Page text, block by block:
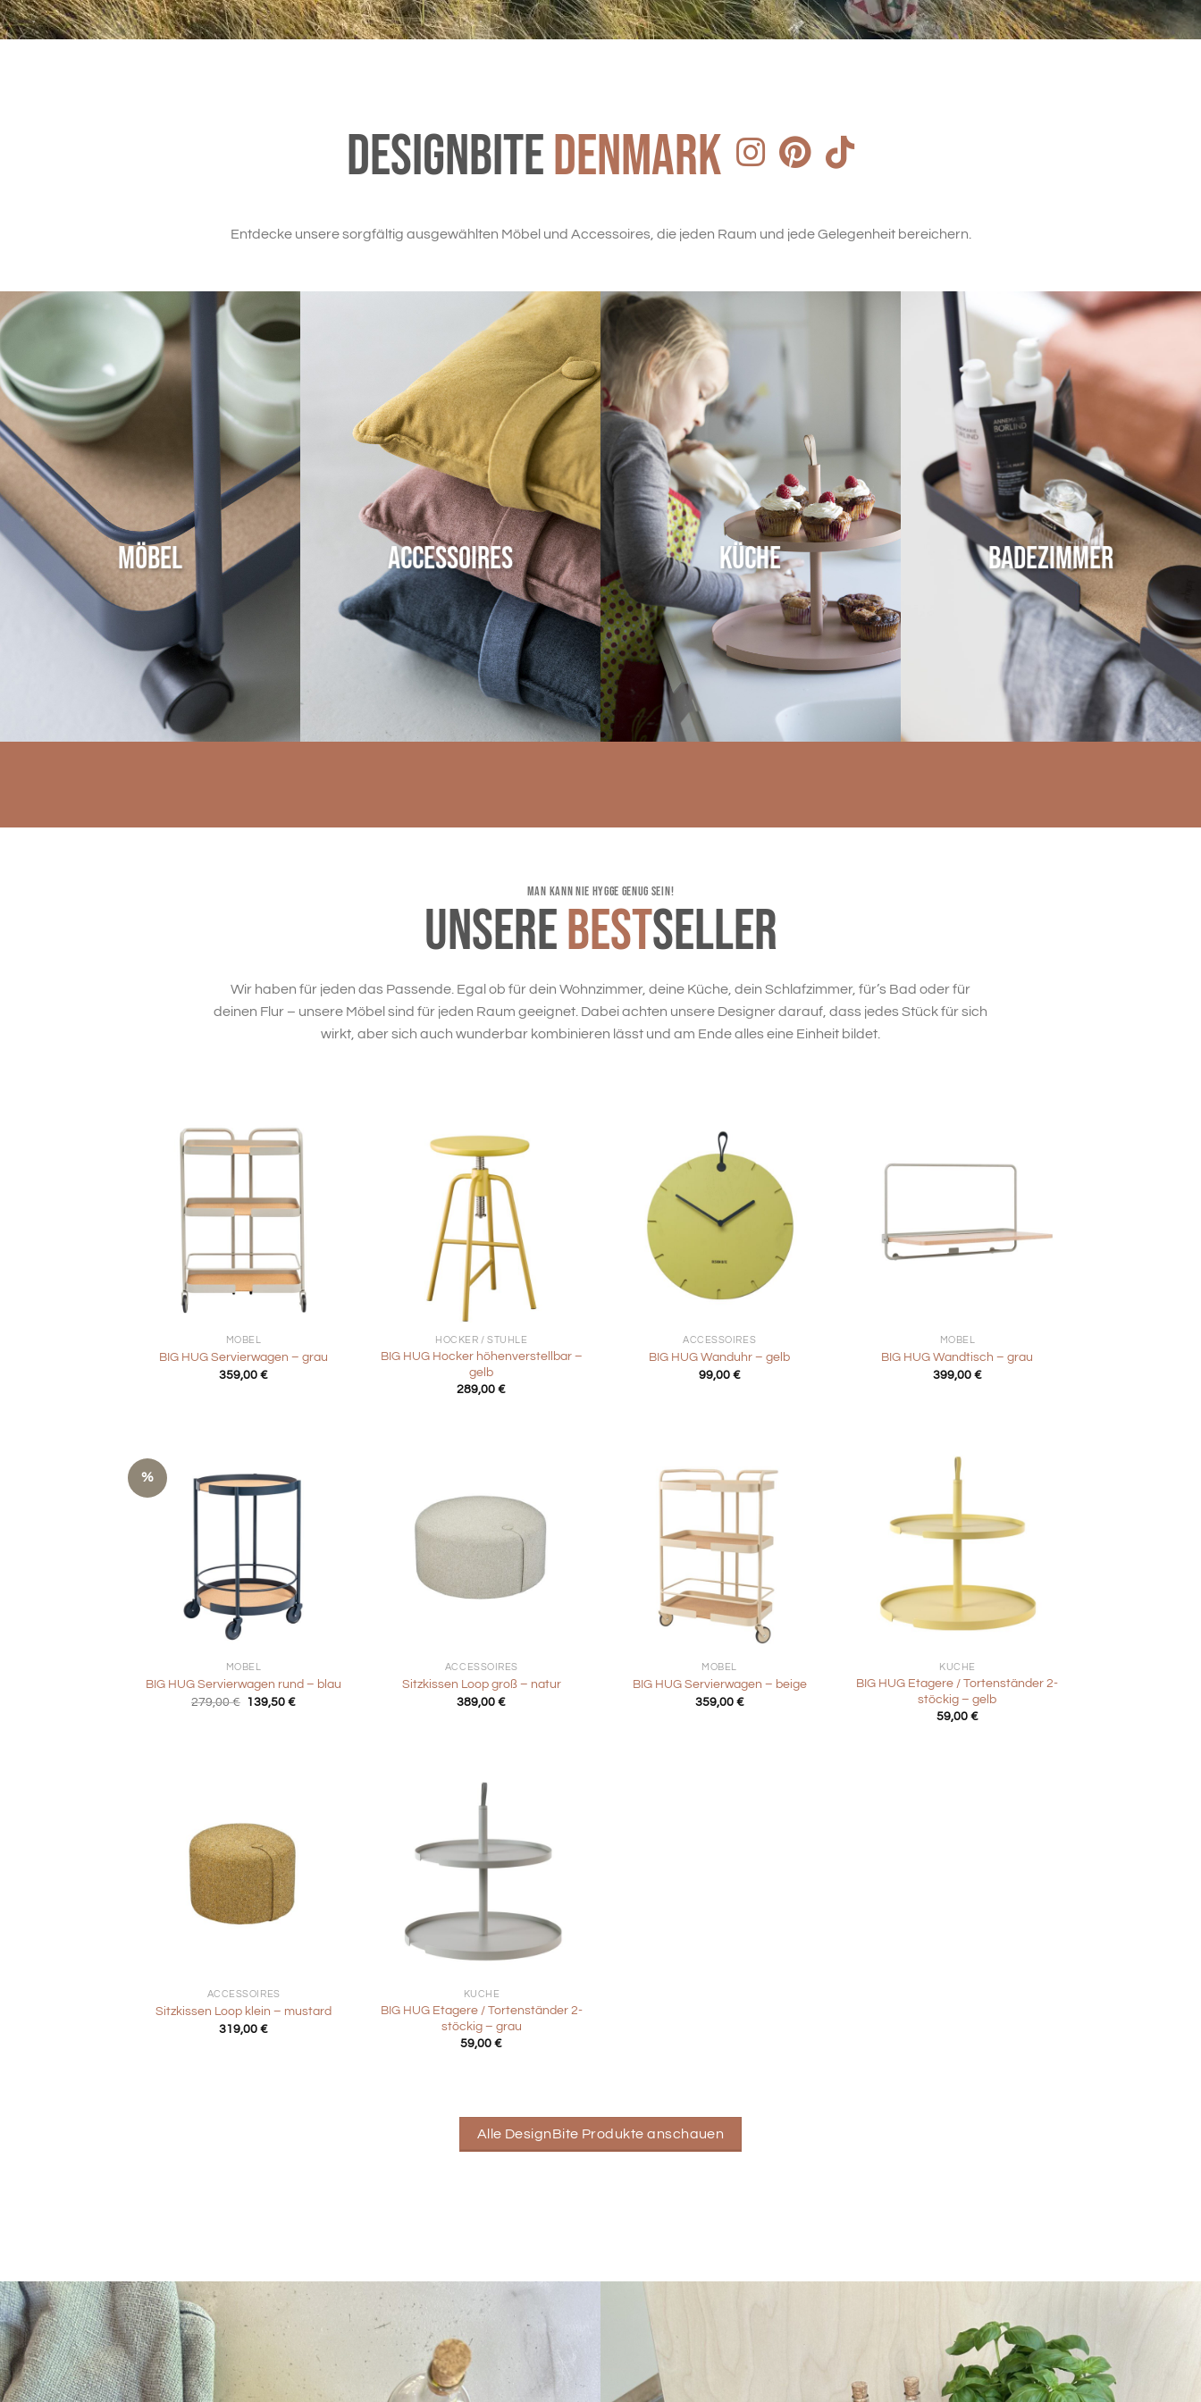
DesignBiteDenmark
Entdecke unsere sorgfältig ausgewählten Möbel und Accessoires, die jeden Raum und jede Gelegenheit bereichern.
Möbel Accessoires Küche Badezimmer
MAN KANN NIE HYGGE GENUG SEIN!
UnsereBestseller
Wir haben für jeden das Passende. Egal ob für dein Wohnzimmer, deine Küche, dein Schlafzimmer, für’s Bad oder für
deinen Flur – unsere Möbel sind für jeden Raum geeignet. Dabei achten unsere Designer darauf, dass jedes Stück für sich
wirkt, aber sich auch wunderbar kombinieren lässt und am Ende alles eine Einheit bildet.
MÖBEL
BIG HUG Servierwagen – grau
359,00€
HOCKER / STÜHLE
BIG HUG Hocker höhenverstellbar –
gelb
289,00€
ACCESSOIRES
BIG HUG Wanduhr – gelb
99,00 €
MÖBEL
BIG HUG Wandtisch – grau
399,00 €
%
MÖBEL
BIG HUG Servierwagen rund – blau
279,00€ Ursprünglicher
139,50€Aktueller
ACCESSOIRES
Sitzkissen Loop groß – natur
389,00€
MÖBEL
BIG HUG Servierwagen – beige
359,00 €
KÜCHE
BIG HUG Etagere / Tortenständer 2-
stöckig – gelb
59,00 €
ACCESSOIRES
Sitzkissen Loop klein – mustard
319,00€
KÜCHE
BIG HUG Etagere / Tortenständer 2-
stöckig – grau
59,00€
Alle DesignBite Produkte anschauen